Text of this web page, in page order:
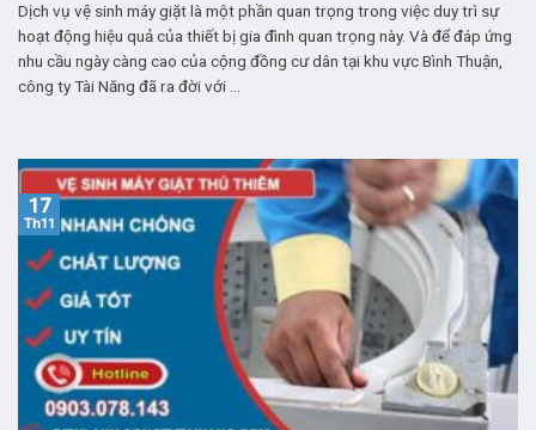
Dịch vụ vệ sinh máy giặt là một phần quan trọng trong việc duy trì sự
hoạt động hiệu quả của thiết bị gia đình quan trọng này. Và để đáp ứng
nhu cầu ngày càng cao của cộng đồng cư dân tại khu vực Bình Thuận,
công ty Tài Năng đã ra đời với ...
17
Th11